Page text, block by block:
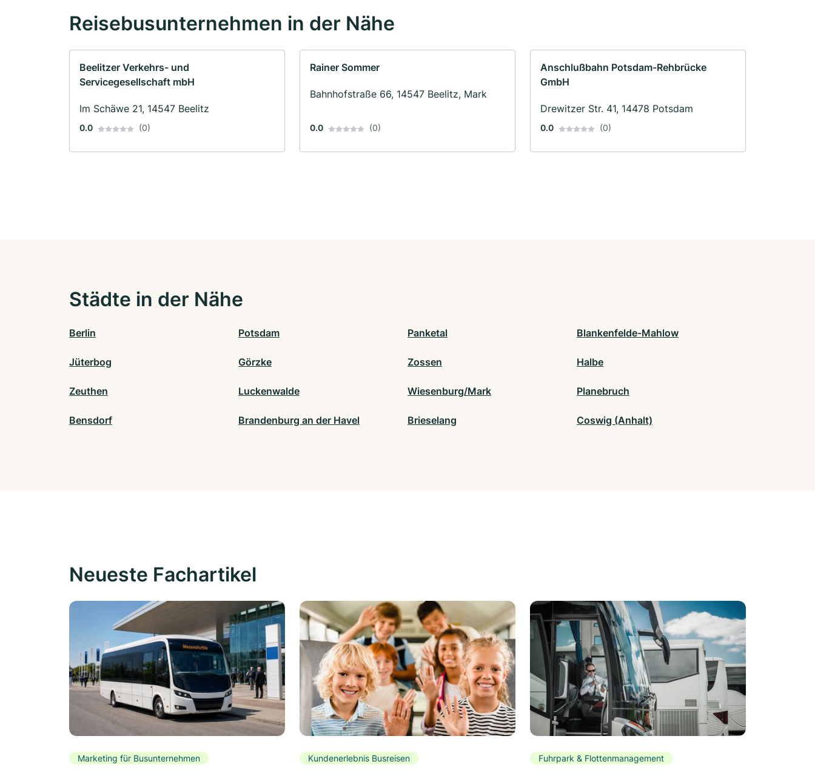
Reisebusunternehmen in der Nähe
Beelitzer Verkehrs- und
Servicegesellschaft mbH
Im Schäwe 21, 14547 Beelitz
0.0 (0)
Rainer Sommer
Bahnhofstraße 66, 14547 Beelitz, Mark
0.0 (0)
Anschlußbahn Potsdam-Rehbrücke
GmbH
Drewitzer Str. 41, 14478 Potsdam
0.0 (0)
Städte in der Nähe
Berlin Potsdam Panketal Blankenfelde-Mahlow
Jüterbog Görzke Zossen Halbe
Zeuthen Luckenwalde Wiesenburg/Mark Planebruch
Bensdorf Brandenburg an der Havel Brieselang Coswig (Anhalt)
Neueste Fachartikel
Marketing für Busunternehmen Kundenerlebnis Busreisen Fuhrpark & Flottenmanagement